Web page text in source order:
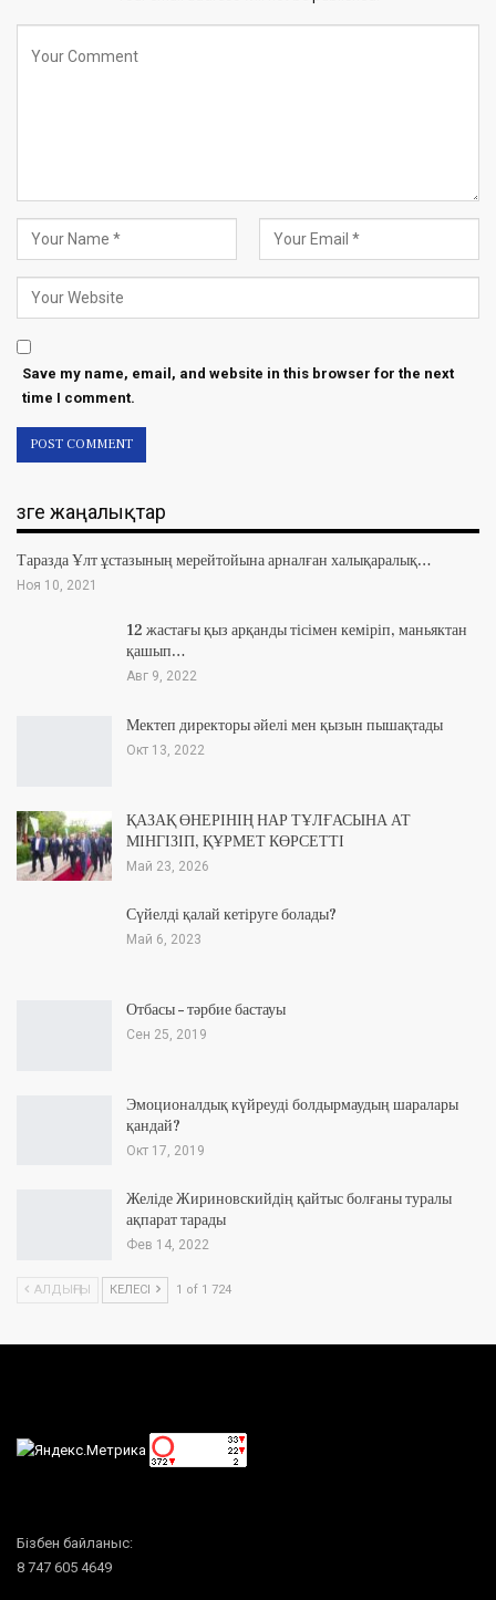
Save my name, email, and website in this browser for the next
time I comment.
Өзге жаңалықтар
Таразда Ұлт ұстазының мерейтойына арналған халықаралық…
Ноя 10, 2021
12 жастағы қыз арқанды тісімен кеміріп, маньяктан
қашып…
Авг 9, 2022
Мектеп директоры әйелі мен қызын пышақтады
Окт 13, 2022
ҚАЗАҚ ӨНЕРІНІҢ НАР ТҰЛҒАСЫНА АТ
МІНГІЗІП, ҚҰРМЕТ КӨРСЕТТІ
Май 23, 2026
Сүйелді қалай кетіруге болады?
Май 6, 2023
Отбасы – тәрбие бастауы
Сен 25, 2019
Эмоционалдық күйреуді болдырмаудың шаралары
қандай?
Окт 17, 2019
Желіде Жириновскийдің қайтыс болғаны туралы
ақпарат тарады
Фев 14, 2022
АЛДЫҢҒЫ КЕЛЕСІ 1 of 1 724
Бізбен байланыс:
8 747 605 4649